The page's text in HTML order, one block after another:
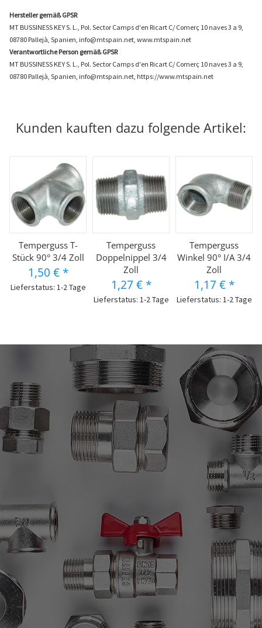
Hersteller gemäß GPSR
MT BUSSINESS KEY S. L., Pol. Sector Camps d'en Ricart C/ Comerç 10 naves 3 a 9,
08780 Pallejà, Spanien, info@mtspain.net, www.mtspain.net
Verantwortliche Person gemäß GPSR
MT BUSSINESS KEY S. L., Pol. Sector Camps d'en Ricart C/ Comerç 10 naves 3 a 9,
08780 Pallejà, Spanien, info@mtspain.net, https://www.mtspain.net
Kunden kauften dazu folgende Artikel:
Temperguss T-
Stück 90° 3/4 Zoll
1,50 € *
Lieferstatus: 1-2 Tage
Temperguss
Doppelnippel 3/4
Zoll
1,27 € *
Lieferstatus: 1-2 Tage
Temperguss
Winkel 90° I/A 3/4
Zoll
1,17 € *
Lieferstatus: 1-2 Tage